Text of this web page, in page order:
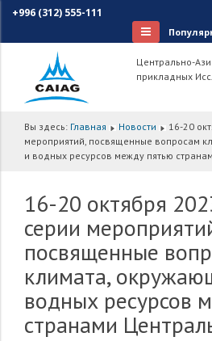
+996 (312) 555-111
Центрально-
прикладных
Вы здесь: Главная Новости
16-20
мероприятий, посвященные вопросам
и водных ресурсов между пятью
16-20 октября
серии
посвященные
климата,
водных ресурсов
странами